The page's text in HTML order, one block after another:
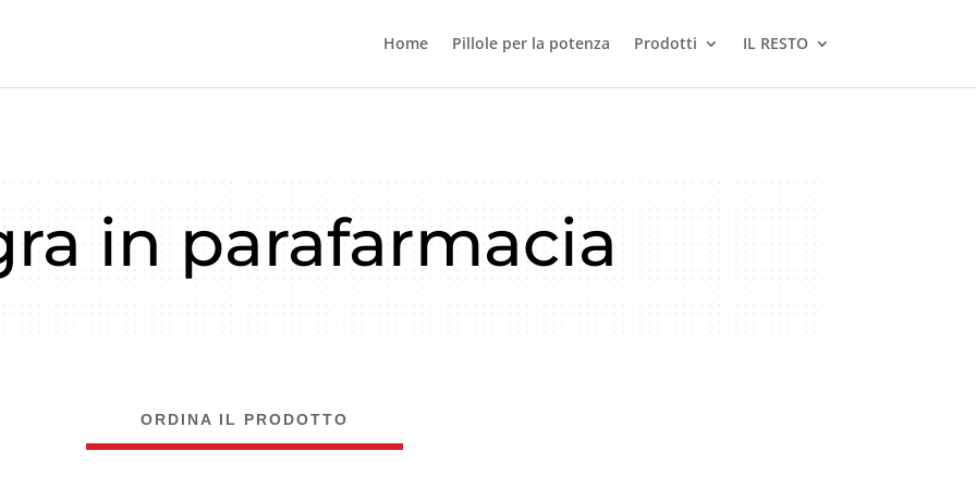
Home Pillole per la potenza Prodotti IL RESTO
in parafarmacia
ORDINA IL PRODOTTO